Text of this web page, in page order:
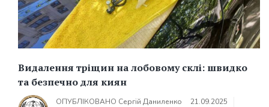
Видалення тріщин на лобовому склі: швидко
та безпечно для киян
ОПУБЛІКОВАНО Сергій Даниленко
21.09.2025